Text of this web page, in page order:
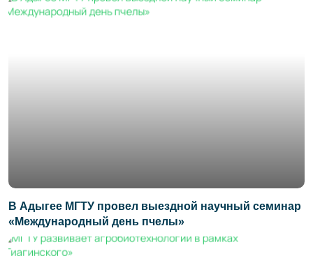
В Адыгее МГТУ провел выездной научный семинар
«Международный день пчелы»